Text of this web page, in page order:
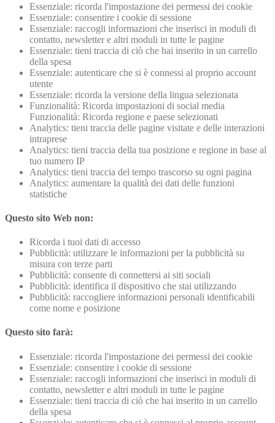
Essenziale: ricorda l'impostazione dei permessi dei cookie
Essenziale: consentire i cookie di sessione
Essenziale: raccogli informazioni che inserisci in moduli di
contatto, newsletter e altri moduli in tutte le pagine
Essenziale: tieni traccia di ciò che hai inserito in un carrello
della spesa
Essenziale: autenticare che si è connessi al proprio account
utente
Essenziale: ricorda la versione della lingua selezionata
Funzionalità: Ricorda impostazioni di social media
Funzionalità: Ricorda regione e paese selezionati
Analytics: tieni traccia delle pagine visitate e delle interazioni
intraprese
Analytics: tieni traccia della tua posizione e regione in base al
tuo numero IP
Analytics: tieni traccia del tempo trascorso su ogni pagina
Analytics: aumentare la qualità dei dati delle funzioni
statistiche
Questo sito Web non:
Ricorda i tuoi dati di accesso
Pubblicità: utilizzare le informazioni per la pubblicità su
misura con terze parti
Pubblicità: consente di connettersi ai siti sociali
Pubblicità: identifica il dispositivo che stai utilizzando
Pubblicità: raccogliere informazioni personali identificabili
come nome e posizione
Questo sito farà:
Essenziale: ricorda l'impostazione dei permessi dei cookie
Essenziale: consentire i cookie di sessione
Essenziale: raccogli informazioni che inserisci in moduli di
contatto, newsletter e altri moduli in tutte le pagine
Essenziale: tieni traccia di ciò che hai inserito in un carrello
della spesa